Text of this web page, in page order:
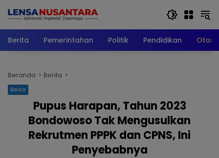
Berita
Pemerintahan Politik Pendidikan
Beranda Berita
Berita
Pupus Harapan, Tahun 2023
Bondowoso Tak Mengusulkan
Rekrutmen PPPK dan CPNS, Ini
Penyebabnya